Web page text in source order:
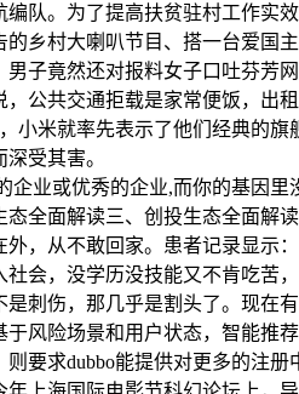
队。为了提高扶贫驻村工作实
乡村大喇叭节目、搭一台爱国
子竟然还对报料女子口吐芬芳
公共交通拒载是家常便饭，出
小米就率先表示了他们经典的
受其害。
企业或优秀的企业,而你的基因
全面解读三、创投生态全面解
外，从不敢回家。患者记录显示
社会，没学历没技能又不肯吃苦
刺伤，那几乎是割头了。现在
于风险场景和用户状态，智能推
要求dubbo能提供对更多的注